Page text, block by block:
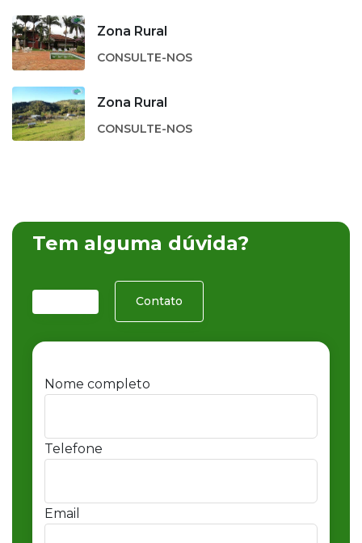
Zona Rural
CONSULTE-NOS
Zona Rural
CONSULTE-NOS
Tem alguma dúvida?
Contato
Nome completo
Telefone
Email